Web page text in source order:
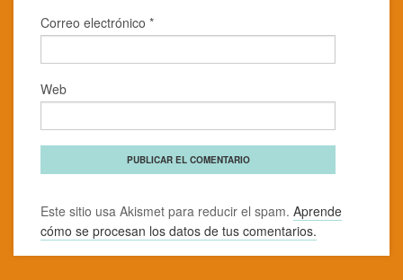
Correo electrónico *
Web
Este sitio usa Akismet para reducir el spam. Aprende
cómo se procesan los datos de tus comentarios.